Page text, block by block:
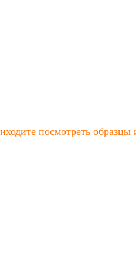
посмотреть образцы